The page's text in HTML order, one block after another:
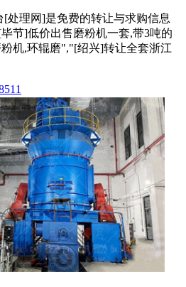
[处理网]是免费的转让与求购信息
节]低价出售磨粉机一套,带3吨的
机,环辊磨","[绍兴]转让全套浙江